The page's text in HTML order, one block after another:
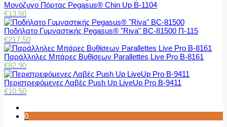
Μονόζυγο Πόρτας Pegasus® Chin Up Β-1104
€13.50
Ποδήλατο Γυμναστικής Pegasus® "Riva" BC-81500 Π-115
€217.50
Παράλληλες Μπάρες Βυθίσεων Parallettes Live Pro Β-8161
€82.90
Περιστρεφόμενες Λαβές Push Up LiveUp Pro Β-9411
€10.50
0